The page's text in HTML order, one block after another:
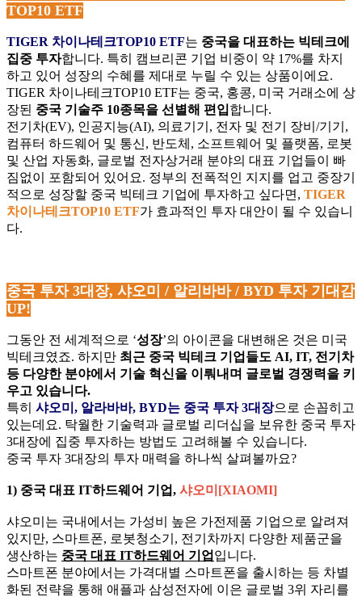
TOP10 ETF
TIGER 차이나테크TOP10 ETF는 중국을 대표하는 빅테크에
집중 투자합니다. 특히 캠브리콘 기업 비중이 약 17%를 차지
하고 있어 성장의 수혜를 제대로 누릴 수 있는 상품이에요.
TIGER 차이나테크TOP10 ETF는 중국, 홍콩, 미국 거래소에 상
장된 중국 기술주 10종목을 선별해 편입합니다.
전기차(EV), 인공지능(AI), 의료기기, 전자 및 전기 장비/기기,
컴퓨터 하드웨어 및 통신, 반도체, 소프트웨어 및 플랫폼, 로봇
및 산업 자동화, 글로벌 전자상거래 분야의 대표 기업들이 빠
짐없이 포함되어 있어요. 정부의 전폭적인 지지를 업고 중장기
적으로 성장할 중국 빅테크 기업에 투자하고 싶다면, TIGER
차이나테크TOP10 ETF가 효과적인 투자 대안이 될 수 있습니
다.
중국 투자 3대장, 샤오미 / 알리바바 / BYD 투자 기대감
UP!
그동안 전 세계적으로 ‘성장’의 아이콘을 대변해온 것은 미국
빅테크였죠. 하지만 최근 중국 빅테크 기업들도 AI, IT, 전기차
등 다양한 분야에서 기술 혁신을 이뤄내며 글로벌 경쟁력을 키
우고 있습니다.
특히 샤오미, 알라바바, BYD는 중국 투자 3대장으로 손꼽히고
있는데요. 탁월한 기술력과 글로벌 리더십을 보유한 중국 투자
3대장에 집중 투자하는 방법도 고려해볼 수 있습니다.
중국 투자 3대장의 투자 매력을 하나씩 살펴볼까요?
1) 중국 대표 IT하드웨어 기업, 샤오미[XIAOMI]
샤오미는 국내에서는 가성비 높은 가전제품 기업으로 알려져
있지만, 스마트폰, 로봇청소기, 전기차까지 다양한 제품군을
생산하는 중국 대표 IT하드웨어 기업 입니다.
스마트폰 분야에서는 가격대별 스마트폰을 출시하는 등 차별
화된 전략을 통해 애플과 삼성전자에 이은 글로벌 3위 자리를